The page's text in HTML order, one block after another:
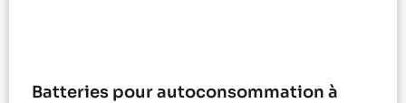
Batteries pour autoconsommation à